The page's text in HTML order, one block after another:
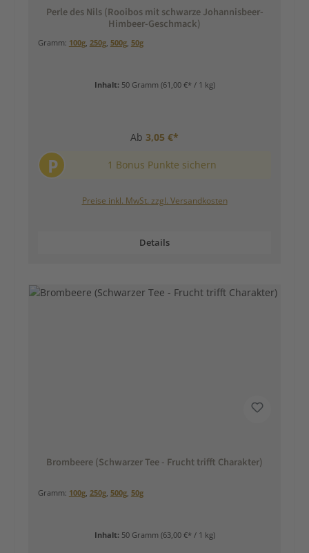
Perle des Nils (Rooibos mit schwarze Johannisbeer-
Himbeer-Geschmack)
Gramm: 100g, 250g, 500g, 50g
Inhalt: 50 Gramm (61,00 €* / 1 kg)
Ab 3,05 €*
P 1 Bonus Punkte sichern
Preise inkl. MwSt. zzgl. Versandkosten
Details
Brombeere (Schwarzer Tee - Frucht trifft Charakter)
Gramm: 100g, 250g, 500g, 50g
Inhalt: 50 Gramm (63,00 €* / 1 kg)